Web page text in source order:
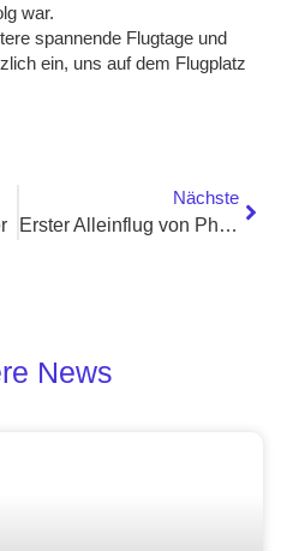
war.
spannende Flugtage und
ein, uns auf dem Flugplatz
Nächste
Erster Alleinflug von Philipp
News